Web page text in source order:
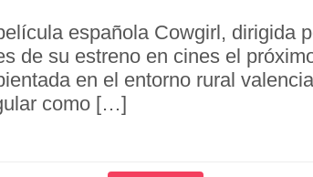
española Cowgirl, dirigida
de su estreno en cines el
en el entorno rural
como […]